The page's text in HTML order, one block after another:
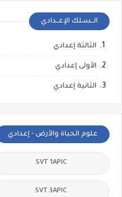
الــسـلك الإعــدادي
الثالثة إعدادي
الأولى إعدادي
الثانية إعدادي
علوم الحياة والأرض - إعدادي
SVT 1APIC
SVT 3APIC